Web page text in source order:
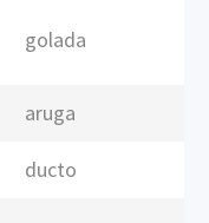
golada
aruga
ducto